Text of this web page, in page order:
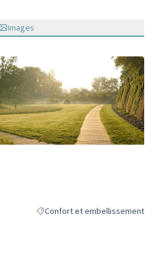
Images
Filtrer les résultats de la
Confort et embellissement